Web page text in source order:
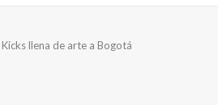
llena de arte a Bogotá